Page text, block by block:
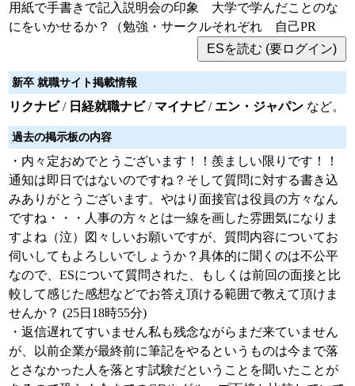
用紙で手書きで記入説明会の印象 大学で学んだことのな
にをいかせるか？（勉強・サークルそれぞれ 自己PR
新卒 就職サイト掲載情報
リクナビ/ 日経就職ナビ/ マイナビ/ エン・ジャパン など。
過去の掲示板の内容
・内々定おめでとうございます！！羨ましい限りです！！
通知は即日ではないのですね？そして質問に対する書き込
みありがとうございます。やはり面接官は役員の方々なん
ですね・・・人事の方々とは一線を画した雰囲気になりま
すよね（泣）図々しいお願いですが、質問内容についてお
伺いしてもよろしいでしょうか？具体的に聞くのは不公平
なので、ESについて質問された、もしくは前回の面接と比
較して感じた感想などでお答え頂ける範囲で教えて頂けま
せんか？ (25日18時55分)
・返信遅れてすいません私も残念ながらまだ来ていません
が、以前企業が最終前に筆記をやるというものは今まで落
とさなかった人を落とす試験だということを聞いたことが